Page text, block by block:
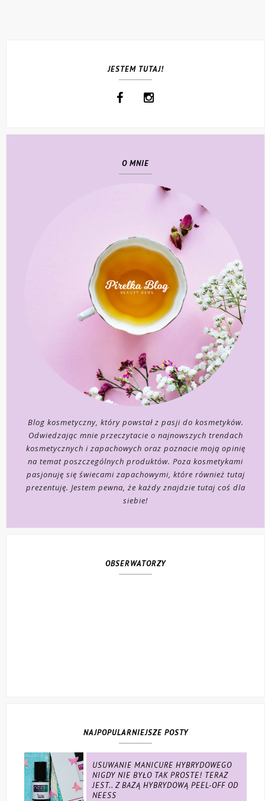
JESTEM TUTAJ!
O MNIE
Blog kosmetyczny, który powstał z pasji do kosmetyków.
Odwiedzając mnie przeczytacie o najnowszych trendach
kosmetycznych i zapachowych oraz poznacie moją opinię
na temat poszczególnych produktów. Poza kosmetykami
pasjonuję się świecami zapachowymi, które również tutaj
prezentuję. Jestem pewna, że każdy znajdzie tutaj coś dla
siebie!
OBSERWATORZY
NAJPOPULARNIEJSZE POSTY
USUWANIE MANICURE HYBRYDOWEGO
NIGDY NIE BYŁO TAK PROSTE! TERAZ
JEST.. Z BAZĄ HYBRYDOWĄ PEEL-OFF OD
NEESS